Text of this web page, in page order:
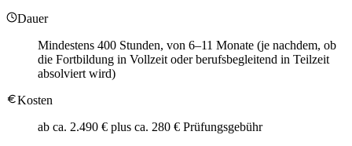
Dauer
Mindestens 400 Stunden, von 6–11 Monate (je nachdem, ob
die Fortbildung in Vollzeit oder berufsbegleitend in Teilzeit
absolviert wird)
Kosten
ab ca. 2.490 € plus ca. 280 € Prüfungsgebühr